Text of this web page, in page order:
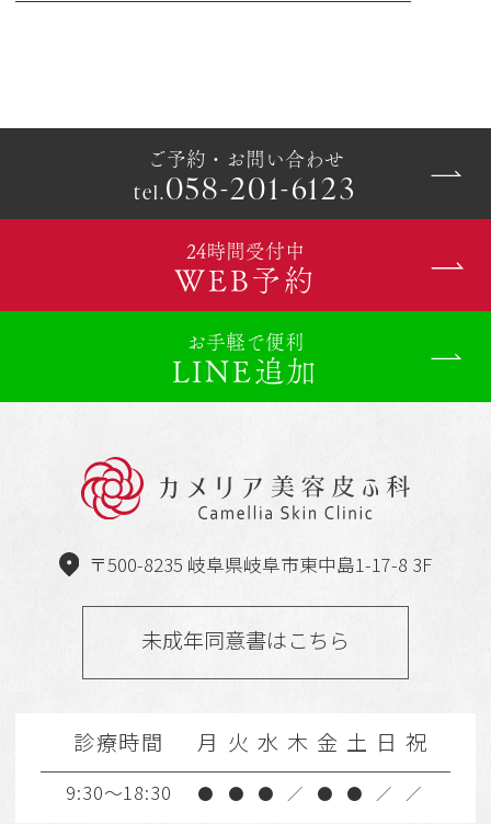
ご予約・お問い合わせ
tel.058-201-6123
24時間受付中
WEB予約
お手軽で便利
LINE追加
〒500-8235 岐阜県岐阜市東中島1-17-8 3F
未成年同意書はこちら
診療時間 月 火 水 木 金 土 日 祝
9:30～18:30 ● ● ● ／ ● ● ／ ／